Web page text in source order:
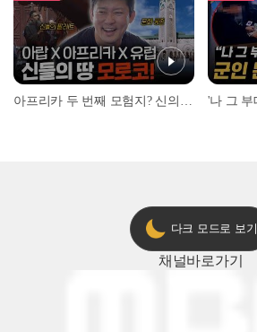
다크 모드로 보기
채널바로가기